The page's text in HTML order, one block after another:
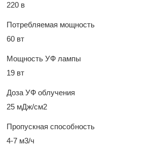
220 в
Потребляемая мощность
60 вт
Мощность УФ лампы
19 вт
Доза УФ облучения
25 мДж/см2
Пропускная способность
4-7 м3/ч